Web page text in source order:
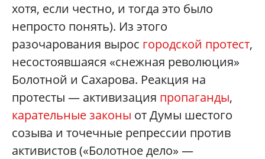
хотя, если честно, и тогда это было
непросто понять). Из этого
разочарования вырос городской протест,
несостоявшаяся «снежная революция»
Болотной и Сахарова. Реакция на
протесты — активизация пропаганды,
карательные законы от Думы шестого
созыва и точечные репрессии против
активистов («Болотное дело» —